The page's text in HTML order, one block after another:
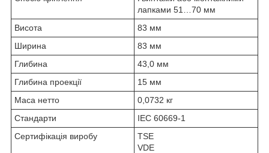
лапками 51…70 мм
Висота
83 мм
Ширина
83 мм
Глибина
43,0 мм
Глибина проекції
15 мм
Маса нетто
0,0732 кг
Стандарти
IEC 60669-1
Сертифікація виробу
TSE
VDE